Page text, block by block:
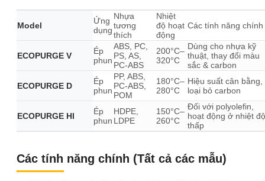
Model
Ứng
dụng
Nhựa
tương
thích
Nhiệt
độ hoạt
động
Các tính năng chính
ECOPURGE V
Ép
phun
ABS, PC,
PS, AS,
PC-ABS
200°C–
320°C
Dùng cho nhựa kỹ
thuật, thay đổi màu
sắc & carbon
ECOPURGE D
Ép
phun
PP, ABS,
PC-ABS,
POM
180°C–
280°C
Hiệu suất cân bằng,
loại bỏ carbon
ECOPURGE HI
Ép
phun
HDPE,
LDPE
150°C–
260°C
Đối với polyolefin,
hoạt động ở nhiệt độ
thấp
Các tính năng chính (Tất cả các mẫu)